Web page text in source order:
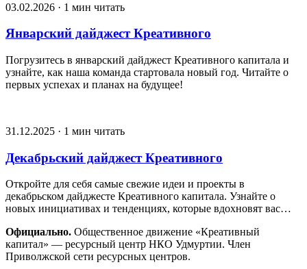
03.02.2026 · 1 мин читать
Январский дайджест Креативного
Погрузитесь в январский дайджест Креативного капитала и
узнайте, как наша команда стартовала новый год. Читайте о
первых успехах и планах на будущее!
31.12.2025 · 1 мин читать
Декабрьский дайджест Креативного
Откройте для себя самые свежие идеи и проекты в
декабрьском дайджесте Креативного капитала. Узнайте о
новых инициативах и тенденциях, которые вдохновят вас…
Официально. Общественное движение «Креативный
капитал» — ресурсный центр НКО Удмуртии. Член
Приволжской сети ресурсных центров.